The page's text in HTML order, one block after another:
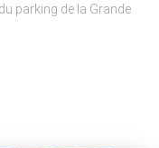
parking de la Grande